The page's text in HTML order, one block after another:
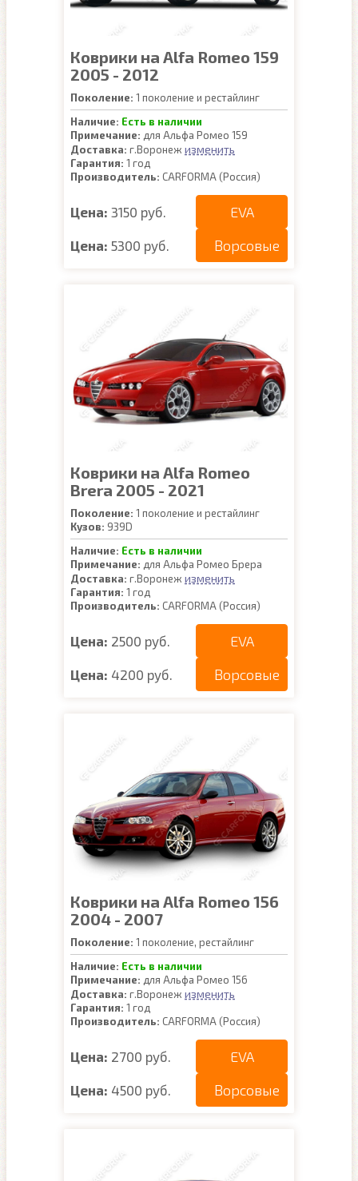
Коврики на Alfa Romeo 159
2005 - 2012
Поколение: 1 поколение и рестайлинг
Наличие: Есть в наличии
Примечание: для Альфа Ромео 159
Доставка: г.Воронеж изменить
Гарантия: 1 год
Производитель: CARFORMA (Россия)
Цена: 3150 руб. EVA
Цена: 5300 руб. Ворсовые
Коврики на Alfa Romeo
Brera 2005 - 2021
Поколение: 1 поколение и рестайлинг
Кузов: 939D
Наличие: Есть в наличии
Примечание: для Альфа Ромео Брера
Доставка: г.Воронеж изменить
Гарантия: 1 год
Производитель: CARFORMA (Россия)
Цена: 2500 руб. EVA
Цена: 4200 руб. Ворсовые
Коврики на Alfa Romeo 156
2004 - 2007
Поколение: 1 поколение, рестайлинг
Наличие: Есть в наличии
Примечание: для Альфа Ромео 156
Доставка: г.Воронеж изменить
Гарантия: 1 год
Производитель: CARFORMA (Россия)
Цена: 2700 руб. EVA
Цена: 4500 руб. Ворсовые